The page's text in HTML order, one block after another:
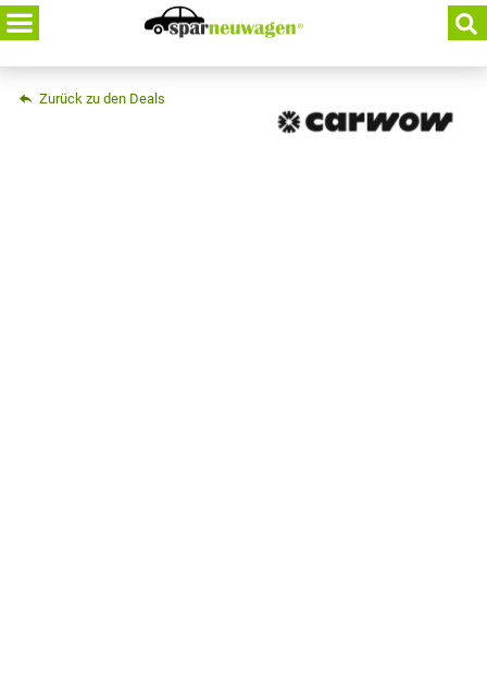
Skip
to
content
Zurück zu den Deals